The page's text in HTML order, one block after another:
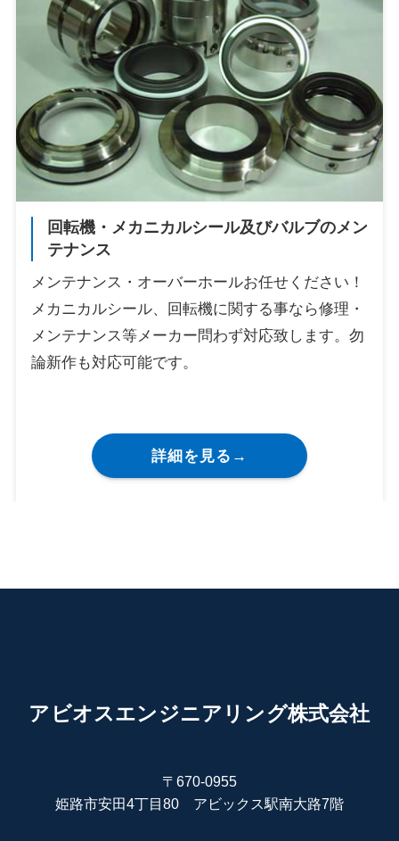
回転機・メカニカルシール及びバルブのメン
テナンス
メンテナンス・オーバーホールお任せください！
メカニカルシール、回転機に関する事なら修理・
メンテナンス等メーカー問わず対応致します。勿
論新作も対応可能です。
詳細を見る→
アビオスエンジニアリング株式会社
〒670-0955
姫路市安田4丁目80 アビックス駅南大路7階